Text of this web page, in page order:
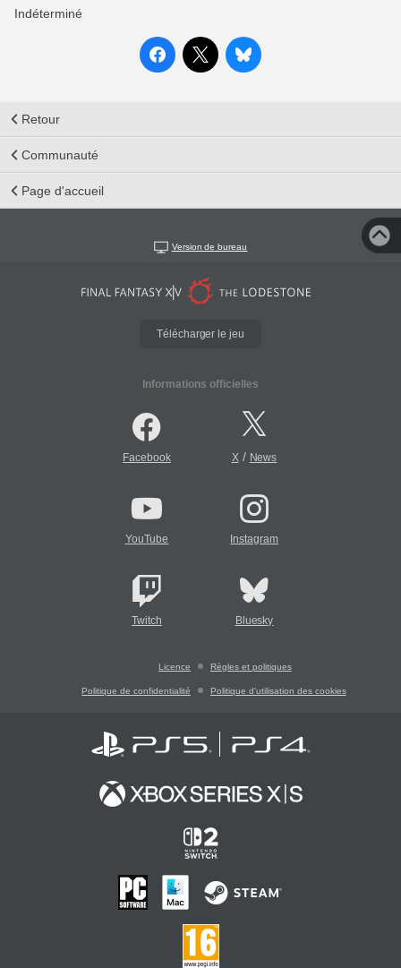
Indéterminé
Retour
Communauté
Page d'accueil
Version de bureau
Télécharger le jeu
Informations officielles
Facebook X/ News
YouTube Instagram
Twitch Bluesky
Licence Règles et politiques
Politique de confidentialité Politique d'utilisation des cookies